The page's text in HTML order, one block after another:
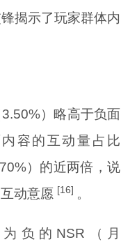
揭示了玩家群体内
）略高于负面
容的互动量占比
）的近两倍，说
动意愿 [16] 。
负的NSR（月